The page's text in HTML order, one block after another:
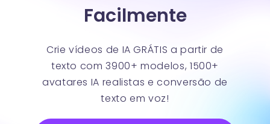
Facilmente
Crie vídeos de IA GRÁTIS a partir de
texto com 3900+ modelos, 1500+
avatares IA realistas e conversão de
texto em voz!